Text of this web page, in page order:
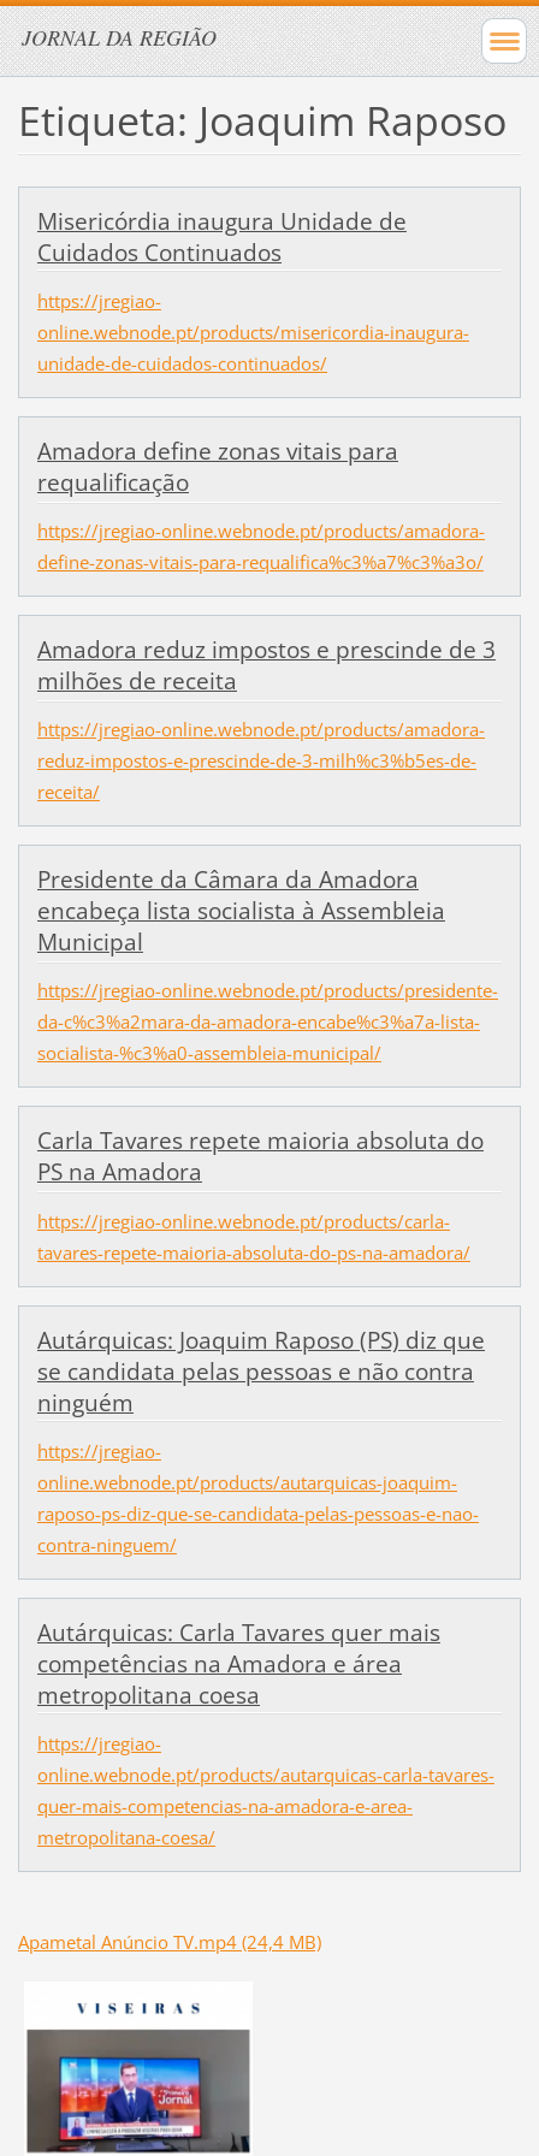
JORNAL DA REGIÃO
Etiqueta: Joaquim Raposo
Misericórdia inaugura Unidade de
Cuidados Continuados
https://jregiao-
online.webnode.pt/products/misericordia-inaugura-
unidade-de-cuidados-continuados/
Amadora define zonas vitais para
requalificação
https://jregiao-online.webnode.pt/products/amadora-
define-zonas-vitais-para-requalifica%c3%a7%c3%a3o/
Amadora reduz impostos e prescinde de 3
milhões de receita
https://jregiao-online.webnode.pt/products/amadora-
reduz-impostos-e-prescinde-de-3-milh%c3%b5es-de-
receita/
Presidente da Câmara da Amadora
encabeça lista socialista à Assembleia
Municipal
https://jregiao-online.webnode.pt/products/presidente-
da-c%c3%a2mara-da-amadora-encabe%c3%a7a-lista-
socialista-%c3%a0-assembleia-municipal/
Carla Tavares repete maioria absoluta do
PS na Amadora
https://jregiao-online.webnode.pt/products/carla-
tavares-repete-maioria-absoluta-do-ps-na-amadora/
Autárquicas: Joaquim Raposo (PS) diz que
se candidata pelas pessoas e não contra
ninguém
https://jregiao-
online.webnode.pt/products/autarquicas-joaquim-
raposo-ps-diz-que-se-candidata-pelas-pessoas-e-nao-
contra-ninguem/
Autárquicas: Carla Tavares quer mais
competências na Amadora e área
metropolitana coesa
https://jregiao-
online.webnode.pt/products/autarquicas-carla-tavares-
quer-mais-competencias-na-amadora-e-area-
metropolitana-coesa/
Apametal Anúncio TV.mp4 (24,4 MB)